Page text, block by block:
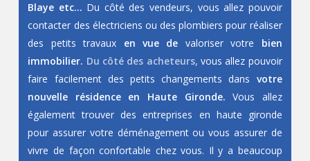
Blaye etc… Du côté des vendeurs, vous allez pouvoir
contacter des électriciens ou des plombiers pour réaliser
des petits travaux en vue de valoriser votre bien
immobilier. Du côté des acheteurs, vous allez pouvoir
faire facilement des petits changements dans votre
nouvelle résidence en Haute Gironde. Vous allez
également trouver des entreprises en haute gironde
pour assurer votre déménagement ou vous assurer de
vivre de façon confortable chez vous. Il y a beaucoup